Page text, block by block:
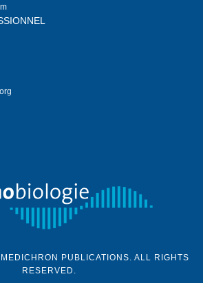
PUBLICATIONS. ALL RIGHTS
RESERVED.